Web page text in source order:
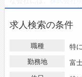
【初めての方へ】
長野県の求人検索で選
転職支援サービスにつ
転職支援サービス
テーションセンター・
期等ご希望の条件で絞
長野県富士見町の地域
は長野県富士見町の求
社員の求人は24件、派
の求人は0件です。
求人検索の条件
職種
特
勤務地
富